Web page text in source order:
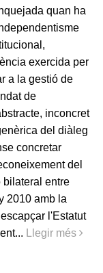
quan ha
exercida per
a la gestió de
de
inconcret
del diàleg
concretar
del
entre
2010 amb la
l'Estatut
Llegir més